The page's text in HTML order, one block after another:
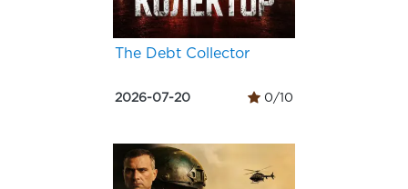
The Debt Collector
2026-07-20 0/10